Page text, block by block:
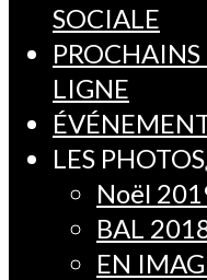
SOCIALE
LIGNE
LES PHOTOS
Noël
BAL
EN